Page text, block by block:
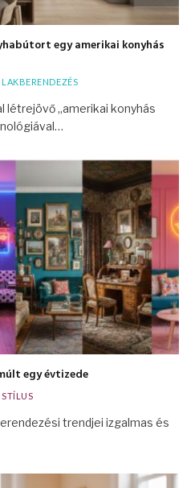
egy amerikai konyhás
LAKBERENDEZÉS
létrejövő „amerikai konyhás
egy évtizede
STÍLUS
trendjei izgalmas és